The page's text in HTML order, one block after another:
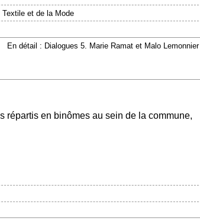
Textile et de la Mode
En détail : Dialogues 5. Marie Ramat et Malo Lemonnier
répartis en binômes au sein de la commune,